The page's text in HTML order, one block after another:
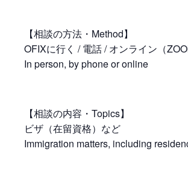
【相談の方法・Method】
OFIXに行く / 電話 / オンライン（
In person, by phone or online
【相談の内容・Topics】
ビザ（在留資格）など
Immigration matters, including